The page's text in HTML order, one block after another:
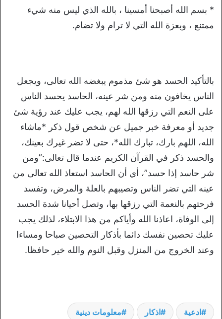
* بسم الله أصبحنا أمسينا ، بالله الذي ليس منه شيء
ممتنع ، وبعزة الله التي لا ترام ولا تضام.
بالتأكيد الحسد هو شئ مذموم يبغضه الله تعالى، ويجعل
الناس يخافون منه ومن شر عينه، الحاسد يحسد الناس
على النعم التي رزقها الله لهم، يجب عليك عند رؤية شئ
جديد أو معرفة خبر جميل عن شخص قول ذكر *ماشاء
الله، اللهم بارك، تبارك الله*، حتى لا تضر غيرك بعينك،
والحسد ذكر في القرآن الكريم عندما قال تعالى:”ومن
شر حاسد إذا حسد”، أي أن الحاسد استعاذ الله تعالى من
عينه التي تضر الناس وتصيبهم بالعلة والمرض، وتفسد
فرحتهم بالنعمة التي رزقها بها، وتصل أحيانا شدة الحسد
إلى الوفاة، اعاذنا الله وأياكم من هذا الابتلاء، لذلك يجب
عليك تحصين نفسك دائما بأذكار التحصين صباحا ومساءا
وعند الخروج من المنزل وقبل النوم والله خير حافظا.
ادعية اذكار معلومات دينية